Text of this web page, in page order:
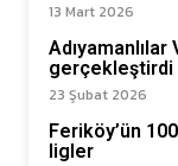
13 Mart 2026
gerçekleştirdi
23 Şubat 2026
Feriköy’ün
ligler